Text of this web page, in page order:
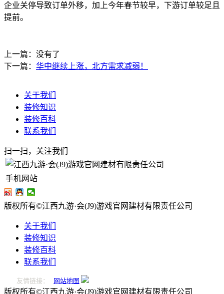
企业关停导致订单外移，加上今年春节较早，下游订单较足且
提前。
上一篇：没有了
下一篇： 华中继续上涨，北方需求减弱！
关于我们
装修知识
装修百科
联系我们
扫一扫，关注我们
手机网站
版权所有©江西九游·会(J9)游戏官网建材有限责任公司
关于我们
装修知识
装修百科
联系我们
友情链接： 网站地图
版权所有©江西九游·会(J9)游戏官网建材有限责任公司